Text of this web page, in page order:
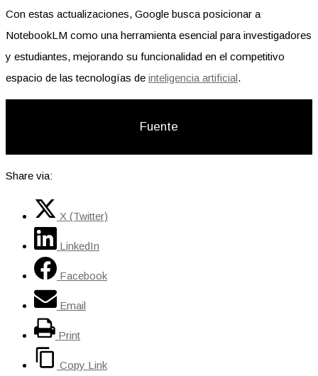
Con estas actualizaciones, Google busca posicionar a
NotebookLM como una herramienta esencial para investigadores
y estudiantes, mejorando su funcionalidad en el competitivo
espacio de las tecnologías de inteligencia artificial.
Fuente
Share via:
X (Twitter)
LinkedIn
Facebook
Email
Print
Copy Link